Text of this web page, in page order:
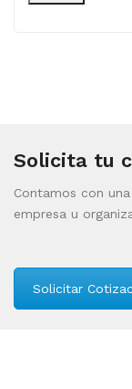
Solicita tu
Contamos con
empresa u
Solicitar